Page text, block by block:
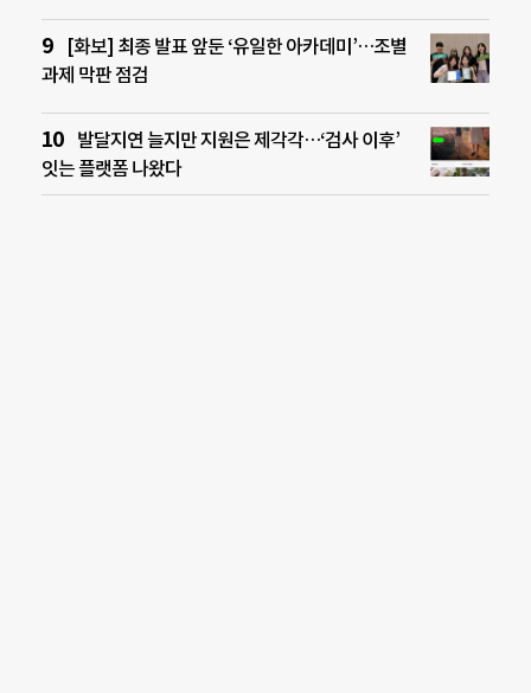
[화보] 최종 발표 앞둔 ‘유일한 아카데미’…조별
과제 막판 점검
발달지연 늘지만 지원은 제각각…‘검사 이후’
잇는 플랫폼 나왔다